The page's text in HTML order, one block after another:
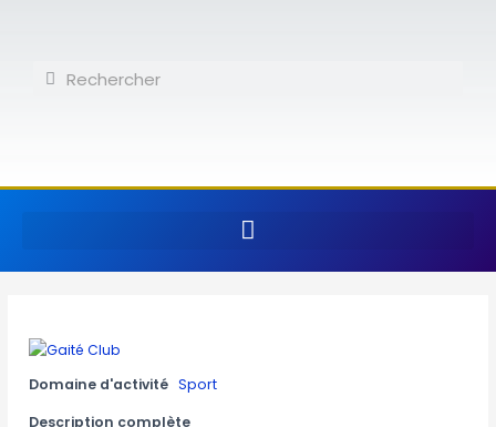
contenuRechercher
Rechercher
Domaine d'activité Sport
Description complète